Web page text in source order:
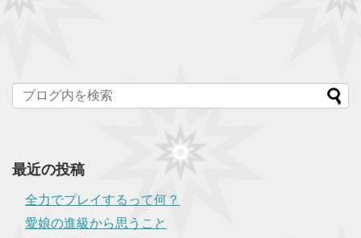
最近の投稿
全力でプレイするって何？
愛娘の進級から思うこと